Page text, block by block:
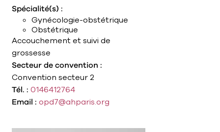
Spécialité(s) :
Gynécologie-obstétrique
Obstétrique
Accouchement et suivi de
grossesse
Secteur de convention :
Convention secteur 2
Tél. : 0146412764
Email : opd7@ahparis.org